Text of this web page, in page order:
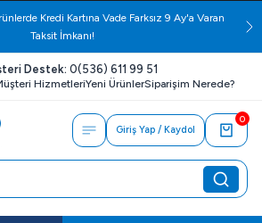
Kredi Kartına Vade Farksız 9 Ay'a Varan
Taksit İmkanı!
Destek: 0(536) 611 99 51
HizmetleriYeni ÜrünlerSiparişim Nerede?
Giriş Yap / Kaydol
0